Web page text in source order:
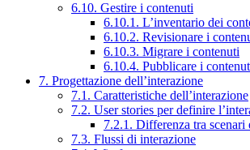
6.10. Gestire i contenuti
6.10.1. L’inventario dei
6.10.2. Revisionare i
6.10.3. Migrare i contenuti
6.10.4. Pubblicare i
7. Progettazione dell’interazione
7.1. Caratteristiche dell’interazione
7.2. User stories per definire
7.2.1. Differenza tra scenari
7.3. Flussi di interazione